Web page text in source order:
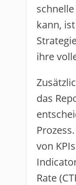
kann,
ihre
das
von
Rate